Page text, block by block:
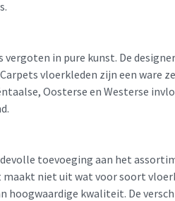
in pure kunst. De
vloerkleden zijn een ware
Oosterse en Westerse
toevoeging aan het
niet uit wat voor soort
hoogwaardige kwaliteit. De